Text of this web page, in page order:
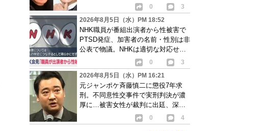
0
3
2026年8月5日（水）PM 18:52
NHK職員が番組出演者から性被害で
PTSD発症、加害者の名前・性別は非
公表で物議。NHKは適切な対応せず
0
3
2026年8月5日（水）PM 16:21
元ジャンポケ斉藤慎二に懲役7年求
刑。不同意性交事件で実刑判決が濃
厚に…被害女性が裁判に出廷、深刻
0 4